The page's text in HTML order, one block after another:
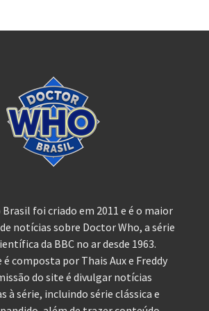
foi criado em 2011 e é o maior
notícias sobre Doctor Who, a série
da BBC no ar desde 1963.
é composta por Thais Aux e Freddy
do site é divulgar notícias
à série, incluindo série clássica e